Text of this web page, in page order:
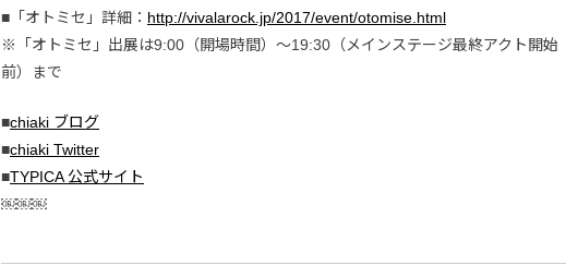
■「オトミセ」詳細： http://vivalarock.jp/2017/event/otomise.html
※「オトミセ」出展は9:00（開場時間）～19:30（メインステージ最終アクト開始
前）まで
■chiaki ブログ
■chiaki Twitter
■TYPICA 公式サイト
￼￼￼